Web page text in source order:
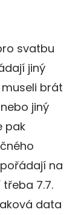
svatbu
jiný
brát
jiný
pak
na
7.7.
data